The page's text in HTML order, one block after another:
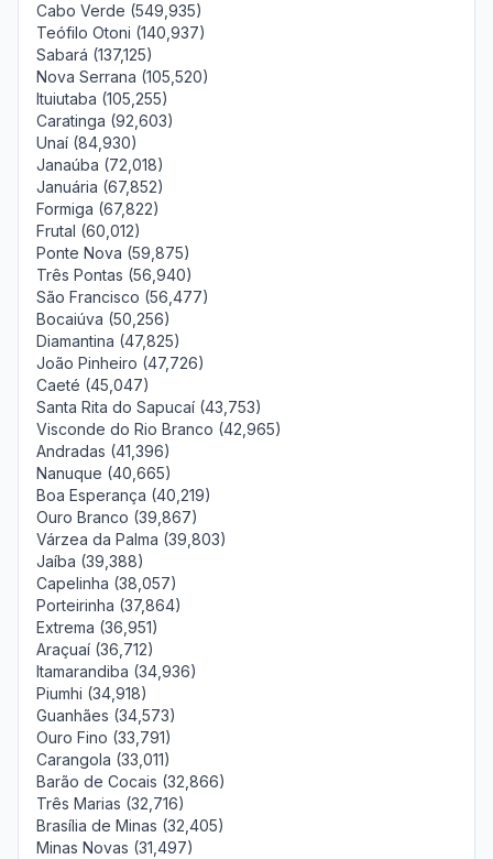
Cabo Verde (549,935)
Teófilo Otoni (140,937)
Sabará (137,125)
Nova Serrana (105,520)
Ituiutaba (105,255)
Caratinga (92,603)
Unaí (84,930)
Janaúba (72,018)
Januária (67,852)
Formiga (67,822)
Frutal (60,012)
Ponte Nova (59,875)
Três Pontas (56,940)
São Francisco (56,477)
Bocaiúva (50,256)
Diamantina (47,825)
João Pinheiro (47,726)
Caeté (45,047)
Santa Rita do Sapucaí (43,753)
Visconde do Rio Branco (42,965)
Andradas (41,396)
Nanuque (40,665)
Boa Esperança (40,219)
Ouro Branco (39,867)
Várzea da Palma (39,803)
Jaíba (39,388)
Capelinha (38,057)
Porteirinha (37,864)
Extrema (36,951)
Araçuaí (36,712)
Itamarandiba (34,936)
Piumhi (34,918)
Guanhães (34,573)
Ouro Fino (33,791)
Carangola (33,011)
Barão de Cocais (32,866)
Três Marias (32,716)
Brasília de Minas (32,405)
Minas Novas (31,497)